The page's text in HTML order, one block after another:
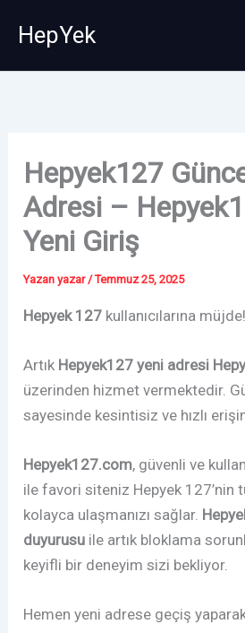
atlaHepYek
Hepyek127
Adresi –
Yeni Giriş
Yazan yazar /Temmuz 25, 2025
Hepyek 127 kullanıcılarına müjde!
Artık Hepyek127 yeni adresi
üzerinden hizmet vermektedir.
sayesinde kesintisiz ve hızlı
Hepyek127.com, güvenli ve
ile favori siteniz Hepyek 127’nin
kolayca ulaşmanızı sağlar.
duyurusu ile artık bloklama
keyifli bir deneyim sizi bekliyor.
Hemen yeni adrese geçiş